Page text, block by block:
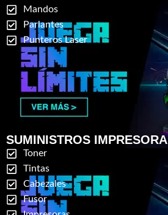
Mandos
Parlantes
Punteros Laser
SUMINISTROS IMPRESORA
Toner
Tintas
Cabezales
Fusor